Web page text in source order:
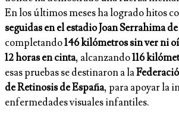
En los últimos meses ha logrado hitos
seguidas en el estadio Joan Serrahima
completando146 kilómetros sin ver ni
12 horas en cinta, alcanzando116
esas pruebas se destinaron a la
de Retinosis de España, para apoyar la
enfermedades visuales infantiles.